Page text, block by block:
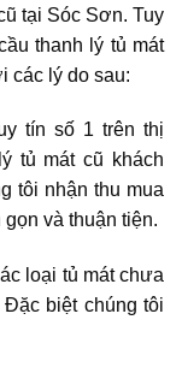
tại Sóc Sơn. Tuy
thanh lý tủ mát
các lý do sau:
tín số 1 trên thị
tủ mát cũ khách
tôi nhận thu mua
và thuận tiện.
loại tủ mát chưa
Đặc biệt chúng tôi